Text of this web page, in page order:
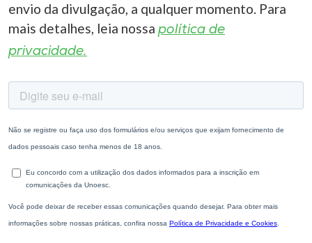
envio da divulgação, a qualquer momento. Para
mais detalhes, leia nossa política de
privacidade.